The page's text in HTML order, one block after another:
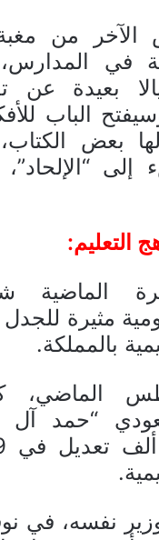
الآخر من
في المدارس،
بعيدة عن
الباب
بعض
إلى
التعليم:
مثيرة
بالمملكة.
الماضي،
“حمد